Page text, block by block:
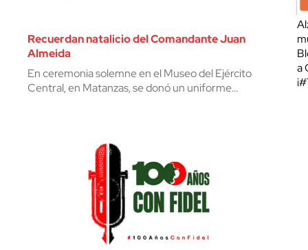
Recuerdan natalicio del Comandante Juan
Almeida
En ceremonia solemne en el Museo del Ejército
Central, en Matanzas, se donó un uniforme…
a